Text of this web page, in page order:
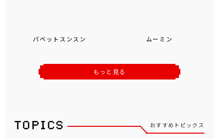
パペットスンスン ムーミン
もっと見る
おすすめトピックス